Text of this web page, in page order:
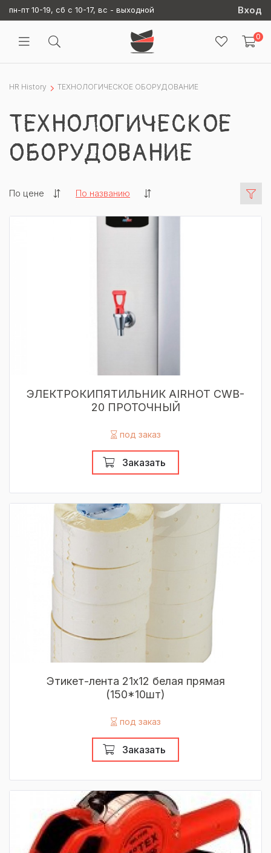
пн-пт 10-19, сб с 10-17, вс - выходной Вход
0
HR History ТЕХНОЛОГИЧЕСКОЕ ОБОРУДОВАНИЕ
ТЕХНОЛОГИЧЕСКОЕ
ОБОРУДОВАНИЕ
ЭЛЕКТРОКИПЯТИЛЬНИК AIRHOT CWB-
20 ПРОТОЧНЫЙ
под заказ
Заказать
Этикет-лента 21х12 белая прямая
(150*10шт)
под заказ
Заказать